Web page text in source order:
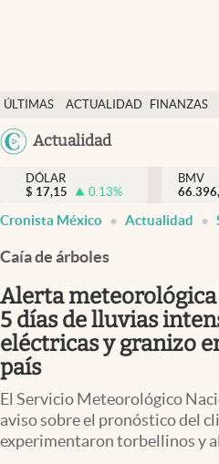
ÚLTIMAS
NOTICIAS
ACTUALIDAD
FINANZAS
Actualidad
Actualidad
Finanzas y economía
Dólar y mercados
Pc y celular
Vida y estilo
Tv
Clima
Espiritualidad
DÓLAR
$ 17,15 0.13%
BMV
Cronista México Actualidad
Caía de árboles
Alerta meteorológica
5 días de lluvias
eléctricas y granizo
país
El Servicio Meteorológico
aviso sobre el pronóstico del
experimentaron torbellinos y